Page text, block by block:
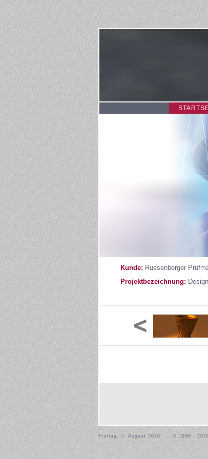
Kunde: Russenberger
Projektbezeichnung:
Freitag, 7. August 2026 © 1998 -